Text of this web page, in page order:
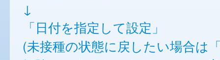
↓
「日付を指定して設定」
(未接種の状態に戻したい場合は